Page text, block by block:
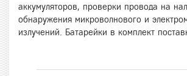
аккумуляторов, проверки провода на
обнаружения микроволнового и
излучений. Батарейки в комплект